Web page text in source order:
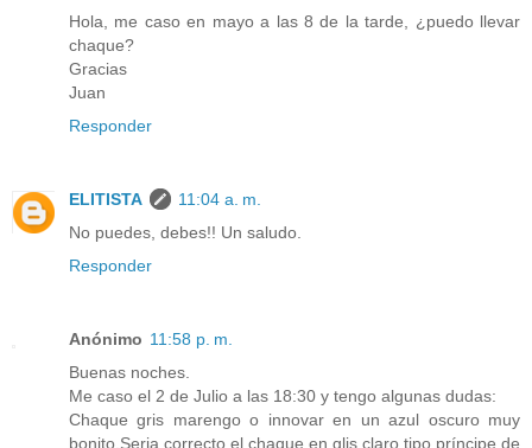
Hola, me caso en mayo a las 8 de la tarde, ¿puedo llevar
chaque?
Gracias
Juan
Responder
ELITISTA
11:04 a. m.
No puedes, debes!! Un saludo.
Responder
Anónimo 11:58 p. m.
Buenas noches.
Me caso el 2 de Julio a las 18:30 y tengo algunas dudas:
Chaque gris marengo o innovar en un azul oscuro muy
bonito.Seria correcto el chaque en glis claro tipo príncipe de